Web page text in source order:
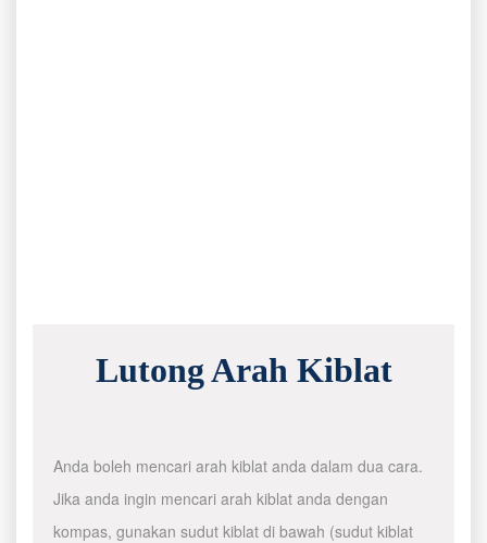
Lutong Arah Kiblat
Anda boleh mencari arah kiblat anda dalam dua cara.
Jika anda ingin mencari arah kiblat anda dengan
kompas, gunakan sudut kiblat di bawah (sudut kiblat